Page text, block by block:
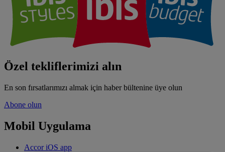
Özel tekliflerimizi alın
En son fırsatlarımızı almak için haber bültenine üye olun
Abone olun
Mobil Uygulama
Accor iOS app